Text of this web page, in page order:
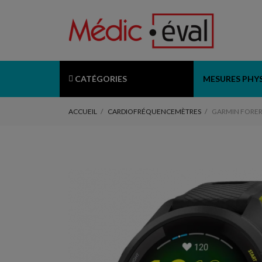
CATÉGORIES MESURES
ACCUEIL CARDIOFRÉQUENCEMÈTRES GARMIN